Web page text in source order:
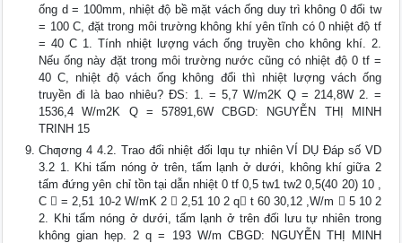
ống d = 100mm, nhiệt độ bề mặt vách ống duy trì không 0 đổi tw
= 100 C, đặt trong môi trường không khí yên tĩnh có 0 nhiệt độ tf
= 40 C 1. Tính nhiệt lượng vách ống truyền cho không khí. 2.
Nếu ống này đặt trong môi trường nước cũng có nhiệt độ 0 tf =
40 C, nhiệt độ vách ống không đổi thì nhiệt lượng vách ống
truyền đi là bao nhiêu? ĐS: 1. = 5,7 W/m2K Q = 214,8W 2. =
1536,4 W/m2K Q = 57891,6W CBGD: NGUYỄN THỊ MINH
TRINH 15
Chƣơng 4 4.2. Trao đổi nhiệt đối lƣu tự nhiên VÍ DỤ Đáp số VD
3.2 1. Khi tấm nóng ở trên, tấm lạnh ở dưới, không khí giữa 2
tấm đứng yên chỉ tồn tại dẫn nhiệt 0 tf 0,5 tw1 tw2 0,5(40 20) 10 ,
C  = 2,51 10-2 W/mK 2  2,51 10 2 q t 60 30,12 ,W/m  5 10 2
2. Khi tấm nóng ở dưới, tấm lạnh ở trên đối lưu tự nhiên trong
không gian hẹp. 2 q = 193 W/m CBGD: NGUYỄN THỊ MINH